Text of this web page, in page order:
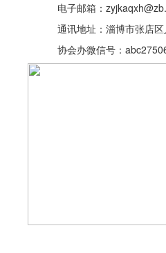
电子邮箱：
通讯地址： 淄博市张店
协会办微信号：